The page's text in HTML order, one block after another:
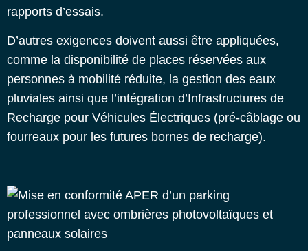
rapports d’essais.
D’autres exigences doivent aussi être appliquées,
comme la disponibilité de places réservées aux
personnes à mobilité réduite, la gestion des eaux
pluviales ainsi que l’intégration d’Infrastructures de
Recharge pour Véhicules Électriques (pré-câblage ou
fourreaux pour les futures bornes de recharge).